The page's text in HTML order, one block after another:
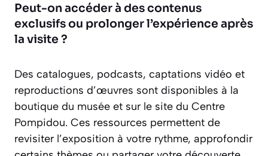
Peut-on accéder à des contenus
exclusifs ou prolonger l’expérience après
la visite ?
Des catalogues, podcasts, captations vidéo et
reproductions d’œuvres sont disponibles à la
boutique du musée et sur le site du Centre
Pompidou. Ces ressources permettent de
revisiter l’exposition à votre rythme, approfondir